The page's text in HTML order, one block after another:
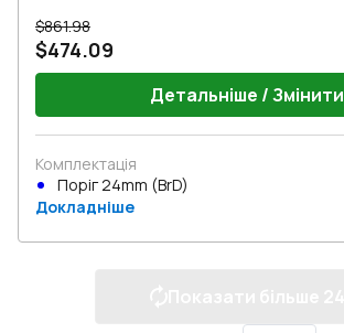
$861.98
$474.09
Детальніше / Змінити
Комплектація
Поріг 24mm (BrD)
Докладніше